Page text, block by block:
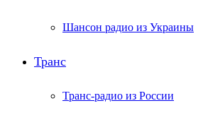
Шансон радио из Украины
Транс
Транс-радио из России